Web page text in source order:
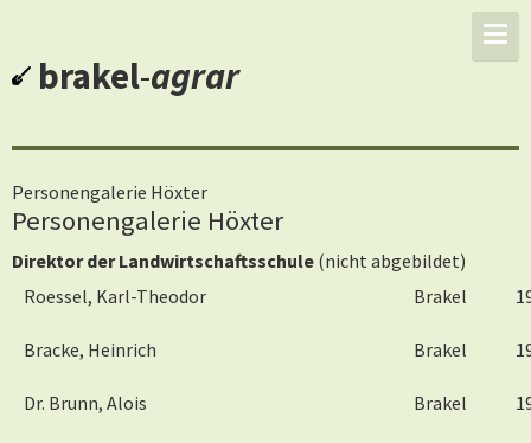
brakel-agrar
Personengalerie Höxter
Personengalerie Höxter
Direktor der Landwirtschaftsschule (nicht abgebildet)
Roessel, Karl-Theodor
Brakel
Bracke, Heinrich Brakel
Dr. Brunn, Alois Brakel